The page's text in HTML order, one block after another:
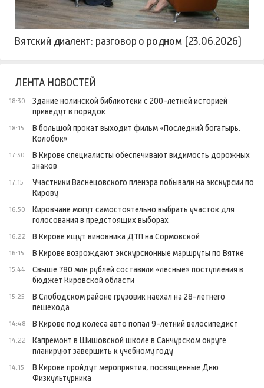
Вятский диалект: разговор о родном (23.06.2026)
ЛЕНТА НОВОСТЕЙ
18:30
Здание нолинской библиотеки с 200-летней историей
приведут в порядок
18:15
В большой прокат выходит фильм «Последний богатырь.
Колобок»
17:30
В Кирове специалисты обеспечивают видимость дорожных
знаков
17:15
Участники Васнецовского пленэра побывали на экскурсии по
Кирову
16:50
Кировчане могут самостоятельно выбрать участок для
голосования в предстоящих выборах
16:22 В Кирове ищут виновника ДТП на Сормовской
16:15 В Кирове возрождают экскурсионные маршруты по Вятке
15:44
Свыше 780 млн рублей составили «лесные» поступления в
бюджет Кировской области
15:25
В Слободском районе грузовик наехал на 28-летнего
пешехода
14:48 В Кирове под колеса авто попал 9-летний велосипедист
14:22
Капремонт в Шишовской школе в Санчурском округе
планируют завершить к учебному году
14:15
В Кирове пройдут мероприятия, посвященные Дню
Физкультурника